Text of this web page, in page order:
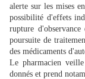
alerte sur les mises
possibilité d'effets
rupture
poursuite de
des médicaments
Le pharmacien
donnés et prend